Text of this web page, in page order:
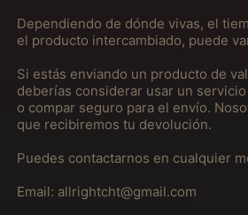
Dependiendo de dónde vivas, el
el producto intercambiado, puede
Si estás enviando un producto de
deberías considerar usar un
o compar seguro para el envío.
que recibiremos tu devolución.
Puedes contactarnos en cualquier
Email: allrightcht@gmail.com
Botsuana (MXN $)
Brunei (MXN $)
Bulgária (MXN $)
$)
Burundi (MXN $)